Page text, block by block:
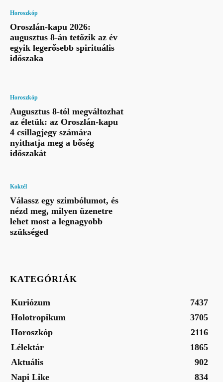
Horoszkóp
Oroszlán-kapu 2026:
augusztus 8-án tetőzik az év
egyik legerősebb spirituális
időszaka
Horoszkóp
Augusztus 8-tól megváltozhat
az életük: az Oroszlán-kapu
4 csillagjegy számára
nyithatja meg a bőség
időszakát
Koktél
Válassz egy szimbólumot, és
nézd meg, milyen üzenetre
lehet most a legnagyobb
szükséged
KATEGÓRIÁK
Kuriózum
7437
Holotropikum
3705
Horoszkóp
2116
Lélektár
1865
Aktuális
902
Napi Like
834